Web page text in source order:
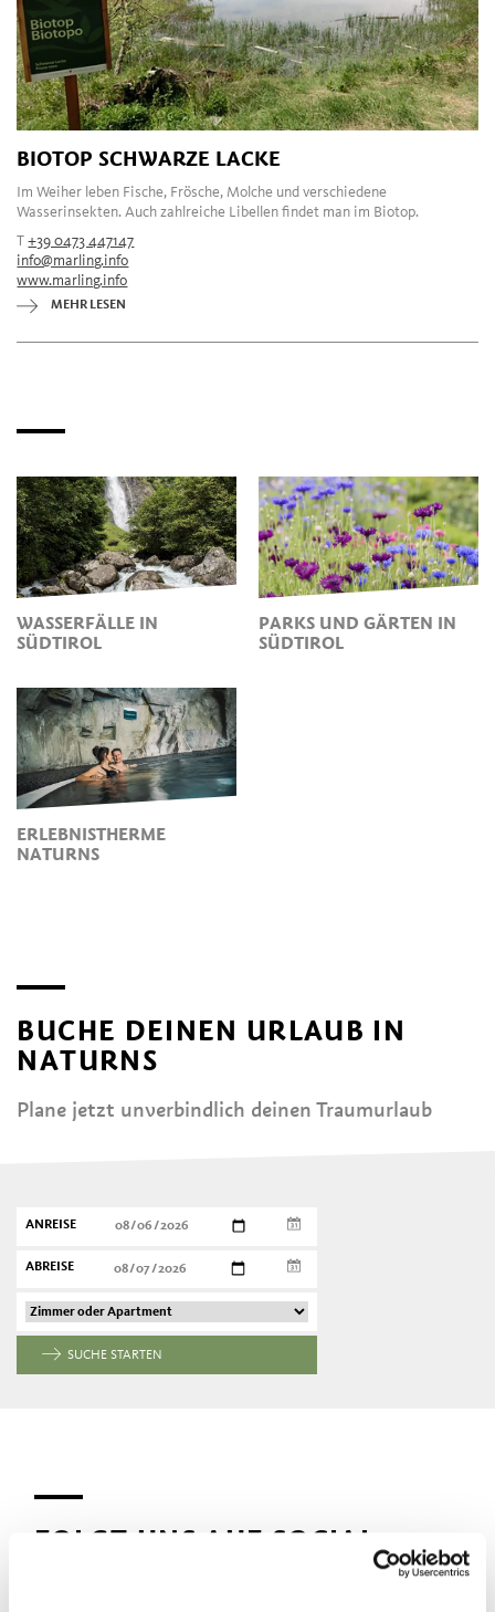
BIOTOP SCHWARZE LACKE
Im Weiher leben Fische, Frösche, Molche und verschiedene
Wasserinsekten. Auch zahlreiche Libellen findet man im Biotop.
T+39 0473 447147
info@marling.info
www.marling.info
MEHR LESEN
WASSERFÄLLE IN
SÜDTIROL
PARKS UND GÄRTEN IN
SÜDTIROL
ERLEBNISTHERME
NATURNS
BUCHE DEINEN URLAUB IN
NATURNS
Plane jetzt unverbindlich deinen Traumurlaub
ANREISE
ABREISE
SUCHE STARTEN
FOLGT UNS AUF SOCIAL